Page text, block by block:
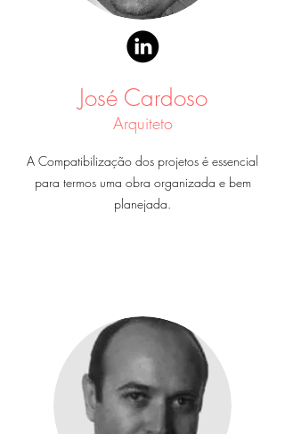
A Compatibilização dos projetos é essencial
para termos uma obra organizada e bem
planejada.
José Cardoso
Arquiteto